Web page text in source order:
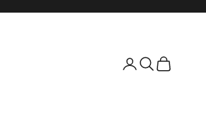
Connexion
Recherche
Panier